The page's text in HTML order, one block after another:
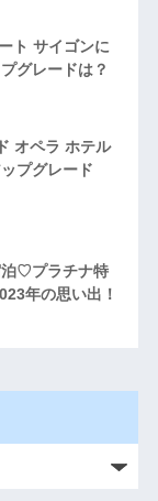
ト サイゴンに
グレードは？
オペラ ホテル
プグレード
泊♡プラチナ特
年の思い出！